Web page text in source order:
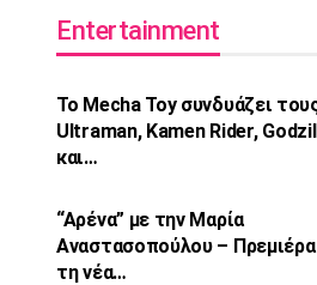
Entertainment
Το Mecha Toy συνδυάζει
Ultraman,Kamen Rider,
και…
“Αρένα” με την Μαρία
Αναστασοπούλου – Πρεμιέρα
τη νέα…